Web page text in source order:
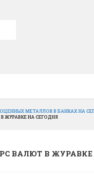
МЕТАЛЛОВ В БАНКАХ НА
ЖУРАВКЕ НА СЕГОДНЯ
ВАЛЮТ В ЖУРАВКЕ